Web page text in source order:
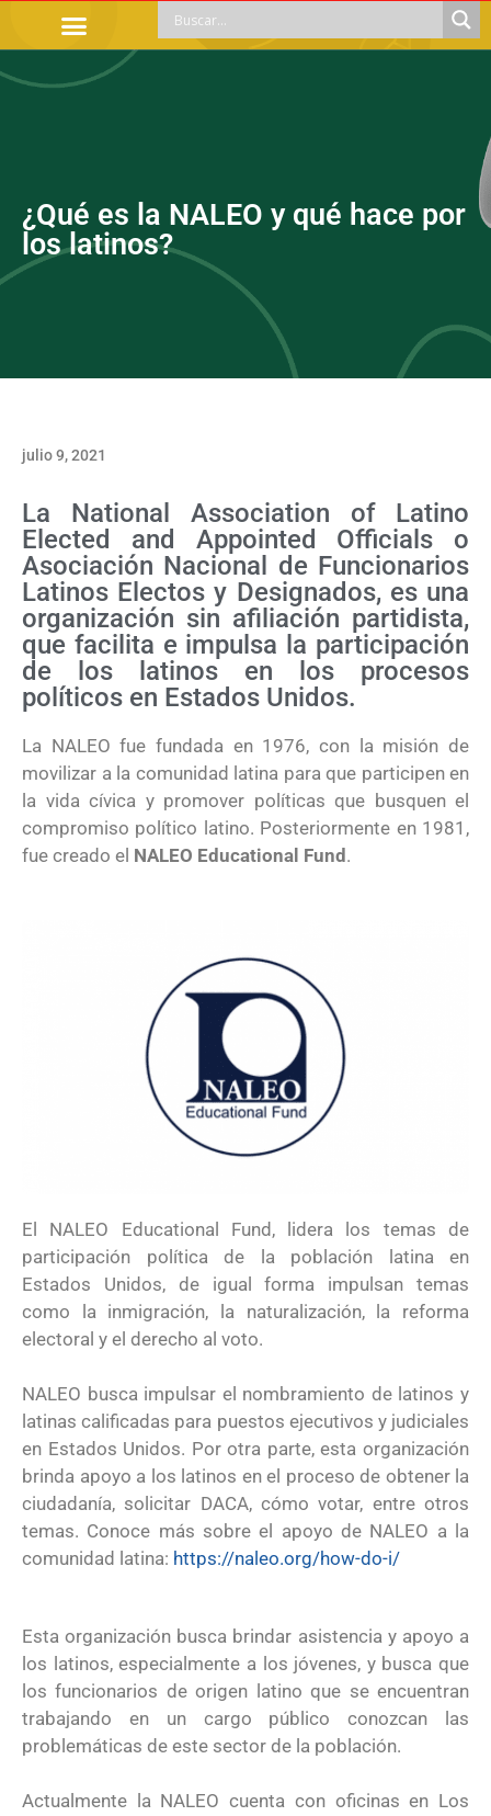
¿Qué es la NALEO y qué hace por
los latinos?
julio 9, 2021
La National Association of Latino
Elected and Appointed Officials o
Asociación Nacional de Funcionarios
Latinos Electos y Designados, es una
organización sin afiliación partidista,
que facilita e impulsa la participación
de los latinos en los procesos
políticos en Estados Unidos.
La NALEO fue fundada en 1976, con la misión de
movilizar a la comunidad latina para que participen en
la vida cívica y promover políticas que busquen el
compromiso político latino. Posteriormente en 1981,
fue creado el NALEO Educational Fund .
El NALEO Educational Fund, lidera los temas de
participación política de la población latina en
Estados Unidos, de igual forma impulsan temas
como la inmigración, la naturalización, la reforma
electoral y el derecho al voto.
NALEO busca impulsar el nombramiento de latinos y
latinas calificadas para puestos ejecutivos y judiciales
en Estados Unidos. Por otra parte, esta organización
brinda apoyo a los latinos en el proceso de obtener la
ciudadanía, solicitar DACA, cómo votar, entre otros
temas. Conoce más sobre el apoyo de NALEO a la
comunidad latina: https://naleo.org/how-do-i/
Esta organización busca brindar asistencia y apoyo a
los latinos, especialmente a los jóvenes, y busca que
los funcionarios de origen latino que se encuentran
trabajando en un cargo público conozcan las
problemáticas de este sector de la población.
Actualmente la NALEO cuenta con oficinas en Los